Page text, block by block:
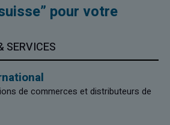
pour votre
SERVICES
de commerces et distributeurs de